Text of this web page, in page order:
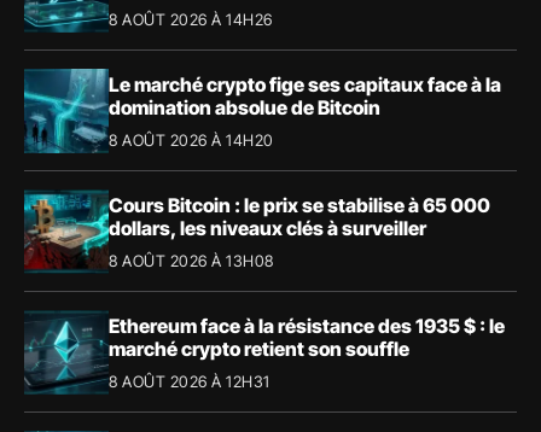
8 AOÛT 2026 À 14H26
Le marché crypto fige ses capitaux face à la
domination absolue de Bitcoin
8 AOÛT 2026 À 14H20
Cours Bitcoin : le prix se stabilise à 65 000
dollars, les niveaux clés à surveiller
8 AOÛT 2026 À 13H08
Ethereum face à la résistance des 1935 $ : le
marché crypto retient son souffle
8 AOÛT 2026 À 12H31